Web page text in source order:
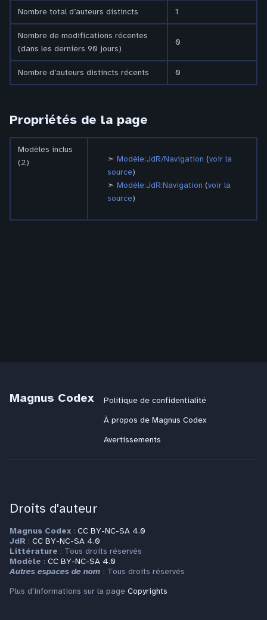
Nombre total d’auteurs distincts 1
Nombre de modifications récentes
(dans les derniers 90 jours)
0
Nombre d’auteurs distincts récents 0
Propriétés de la page
Modèles inclus
(2)
Modèle:JdR/Navigation (voir la
source)
Modèle:JdR:Navigation (voir la
source)
Magnus Codex
Politique de confidentialité
À propos de Magnus Codex
Avertissements
Droits d'auteur
Magnus Codex : CC BY-NC-SA 4.0
JdR : CC BY-NC-SA 4.0
Littérature : Tous droits réservés
Modèle : CC BY-NC-SA 4.0
Autres espaces de nom : Tous droits réservés
Plus d'informations sur la page Copyrights